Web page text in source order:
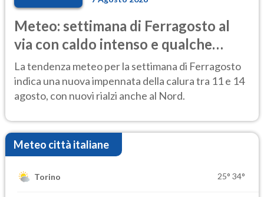
Meteo: settimana di Ferragosto al
via con caldo intenso e qualche
temporale
La tendenza meteo per la settimana di Ferragosto
indica una nuova impennata della calura tra 11 e 14
agosto, con nuovi rialzi anche al Nord.
Meteo città italiane
Torino 25° 34°